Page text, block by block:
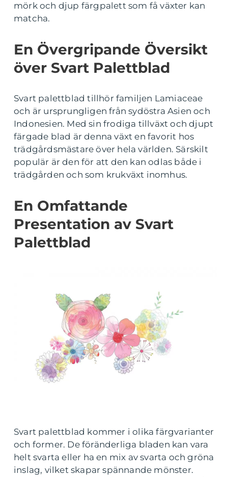
mörk och djup färgpalett som få växter kan
matcha.
En Övergripande Översikt
över Svart Palettblad
Svart palettblad tillhör familjen Lamiaceae
och är ursprungligen från sydöstra Asien och
Indonesien. Med sin frodiga tillväxt och djupt
färgade blad är denna växt en favorit hos
trädgårdsmästare över hela världen. Särskilt
populär är den för att den kan odlas både i
trädgården och som krukväxt inomhus.
En Omfattande
Presentation av Svart
Palettblad
Svart palettblad kommer i olika färgvarianter
och former. De föränderliga bladen kan vara
helt svarta eller ha en mix av svarta och gröna
inslag, vilket skapar spännande mönster.